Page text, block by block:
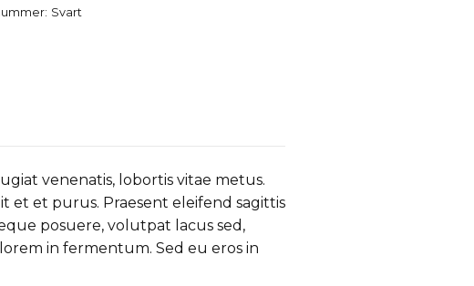
Svart
venenatis, lobortis vitae metus.
et et purus. Praesent eleifend sagittis
posuere, volutpat lacus sed,
in fermentum. Sed eu eros in